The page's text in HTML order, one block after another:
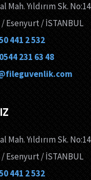
Mah. Yıldırım Sk. No:14
/ Esenyurt / İSTANBUL
441 2 532
0544 231 63 48
Mah. Yıldırım Sk. No:14
/ Esenyurt / İSTANBUL
441 2 532